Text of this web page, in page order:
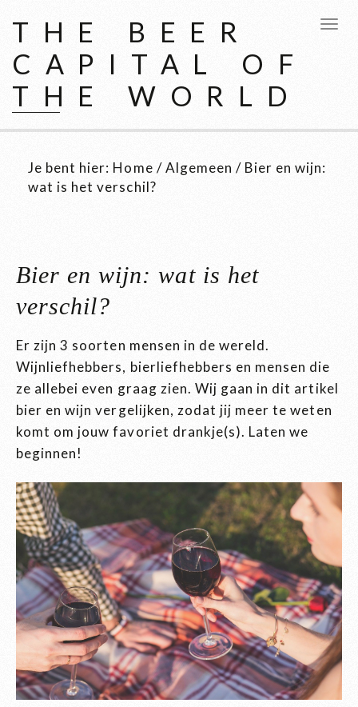
THE BEER
CAPITAL OF
THE WORLD
Je bent hier: Home / Algemeen / Bier en wijn:
wat is het verschil?
Bier en wijn: wat is het
verschil?
Er zijn 3 soorten mensen in de wereld.
Wijnliefhebbers, bierliefhebbers en mensen die
ze allebei even graag zien. Wij gaan in dit artikel
bier en wijn vergelijken, zodat jij meer te weten
komt om jouw favoriet drankje(s). Laten we
beginnen!